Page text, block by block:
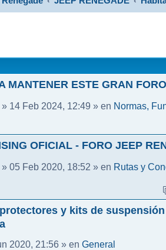
MANTENER ESTE GRAN
» 14 Feb 2024, 12:49 » en Normas,
OFICIAL - FORO JEEP
» 05 Feb 2020, 18:52 » en Rutas y
y kits de
2020, 21:56 » en General